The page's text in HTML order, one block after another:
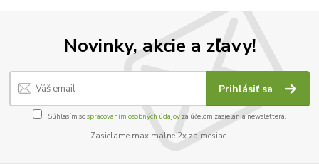
Novinky, akcie a zľavy!
Prihlásiť sa
Súhlasím sospracovaním osobných údajov za účelom zasielania newslettera.
Zasielame maximálne 2x za mesiac.